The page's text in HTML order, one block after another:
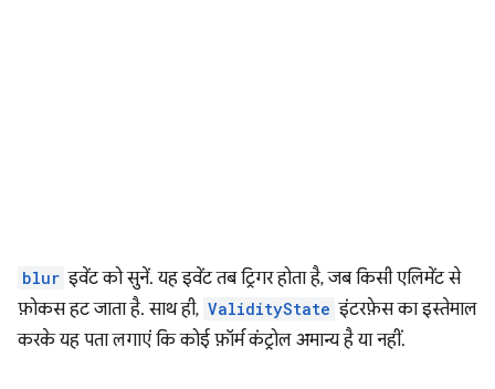
blur इवेंट को सुनें. यह इवेंट तब ट्रिगर होता है, जब किसी एलिमेंट से
फ़ोकस हट जाता है. साथ ही, ValidityState इंटरफ़ेस का इस्तेमाल
करके यह पता लगाएं कि कोई फ़ॉर्म कंट्रोल अमान्य है या नहीं.